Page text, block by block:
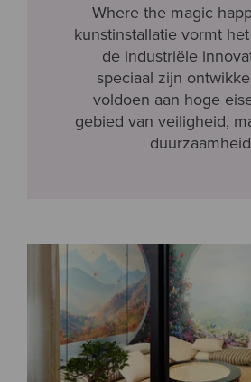
Where the magic
kunstinstallatie vormt
de industriële
speciaal zijn
voldoen aan hoge
gebied van veiligheid,